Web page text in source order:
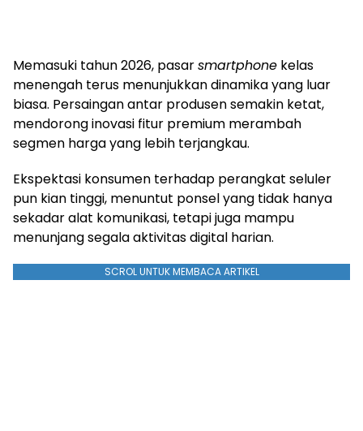
Memasuki tahun 2026, pasarsmartphone kelas
menengah terus menunjukkan dinamika yang luar
biasa. Persaingan antar produsen semakin ketat,
mendorong inovasi fitur premium merambah
segmen harga yang lebih terjangkau.
Ekspektasi konsumen terhadap perangkat seluler
pun kian tinggi, menuntut ponsel yang tidak hanya
sekadar alat komunikasi, tetapi juga mampu
menunjang segala aktivitas digital harian.
SCROL UNTUK MEMBACA ARTIKEL